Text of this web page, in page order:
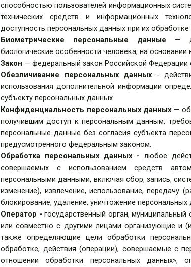
способностью пользователей информационных
технических средств и информационных
доступность персональных данных при их
Биометрические персональные данные —
биологические особенности человека, на
Закон — федеральный закон Российской
Обезличивание персональных данных-
использования дополнительной информации
субъекту персональных данных.
Конфиденциальность персональных данных—
получившим доступ к персональным данным,
персональные данные без согласия субъекта
предусмотренного федеральным законом.
Обработка персональных данных -любое
совершаемых с использованием средств
персональными данными, включая сбор, запись,
изменение), извлечение, использование, передачу
блокирование, удаление, уничтожение персональных
Оператор -государственный орган,
или совместно с другими лицами организующие и
также определяющие цели обработки
обработке, действия (операции), совершаемые с
отношении обработки персональных данных»,